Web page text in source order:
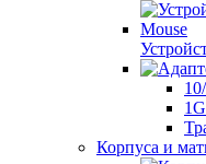
Корпуса и